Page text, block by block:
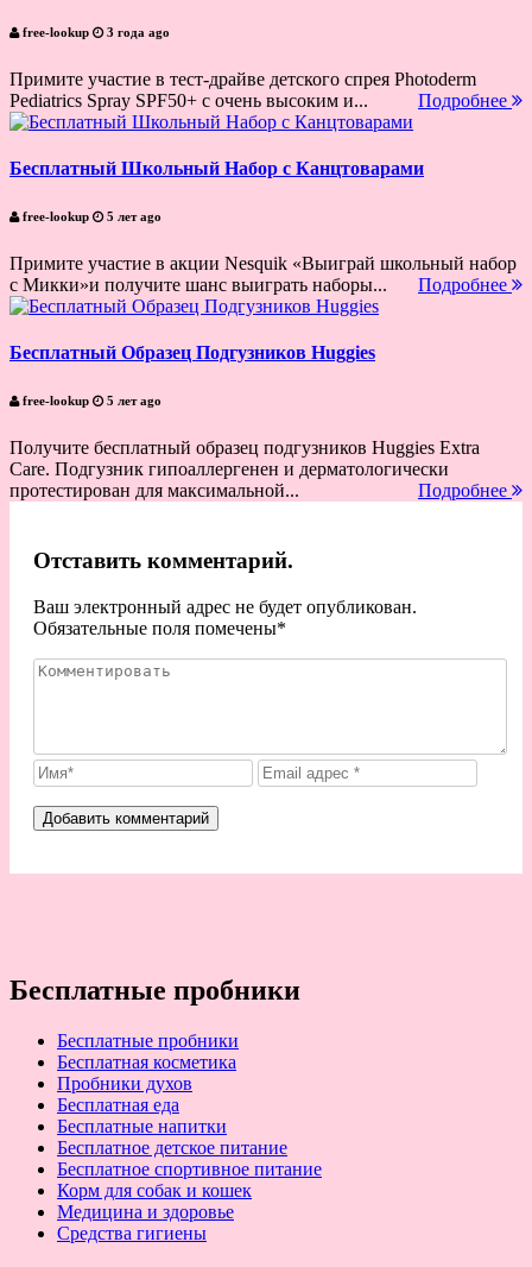
free-lookup 3 года ago
Примите участие в тест-драйве детского спрея Photoderm
Pediatrics Spray SPF50+ с очень высоким и...
Подробнее
Бесплатный Школьный Набор с Канцтоварами
free-lookup 5 лет ago
Примите участие в акции Nesquik «Выиграй школьный набор
с Микки»и получите шанс выиграть наборы...
Подробнее
Бесплатный Образец Подгузников Huggies
free-lookup 5 лет ago
Получите бесплатный образец подгузников Huggies Extra
Care. Подгузник гипоаллергенен и дерматологически
протестирован для максимальной...
Подробнее
Отставить комментарий.
Ваш электронный адрес не будет опубликован.
Обязательные поля помечены*
Бесплатные пробники
Бесплатные пробники
Бесплатная косметика
Пробники духов
Бесплатная еда
Бесплатные напитки
Бесплатное детское питание
Бесплатное спортивное питание
Корм для собак и кошек
Медицина и здоровье
Средства гигиены